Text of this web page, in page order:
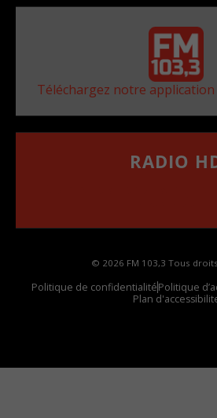
Téléchargez notre
RADIO
© 2026 FM 103,3 Tous
Politique de confidentialitéPolitique
Plan